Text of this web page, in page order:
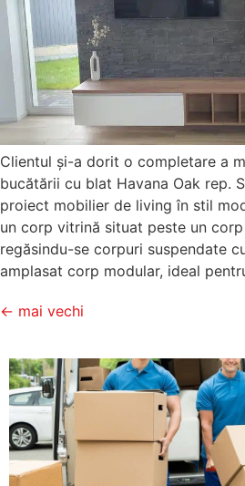
Clientul și-a dorit o completare a
bucătării cu blat Havana Oak rep.
proiect mobilier de living în stil
un corp vitrină situat peste un
regăsindu-se corpuri suspendate
amplasat corp modular, ideal
← mai vechi